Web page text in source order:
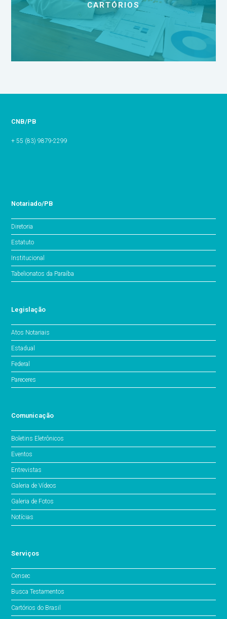
CARTÓRIOS
CNB/PB
+ 55 (83) 9879-2299
Notariado/PB
Diretoria
Estatuto
Institucional
Tabelionatos da Paraíba
Legislação
Atos Notariais
Estadual
Federal
Pareceres
Comunicação
Boletins Eletrônicos
Eventos
Entrevistas
Galeria de Vídeos
Galeria de Fotos
Notícias
Serviços
Censec
Busca Testamentos
Cartórios do Brasil